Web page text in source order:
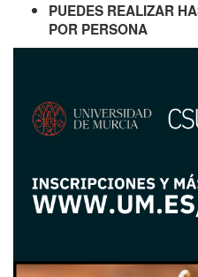
PUEDES REALIZAR
POR PERSONA